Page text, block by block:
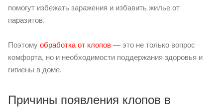
помогут избежать заражения и избавить жилье от
паразитов.
Поэтому обработка от клопов — это не только вопрос
комфорта, но и необходимости поддержания здоровья и
гигиены в доме.
Причины появления клопов в